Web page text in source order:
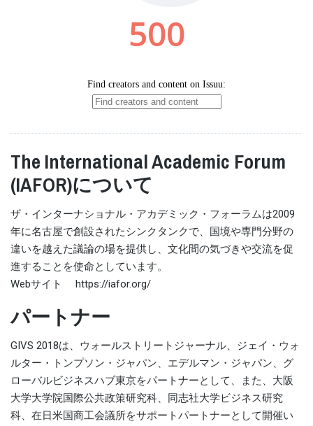
The International Academic Forum
(IAFOR)について
ザ・インターナショナル・アカデミック・フォーラムは2009
年に名古屋で創設されたシンクタンクで、国境や専門分野の
違いを越えた議論の場を提供し、文化間の気づきや交流を促
進することを使命としています。
Webサイト https://iafor.org/
パートナー
GIVS 2018は、ウォールストリートジャーナル、ジェイ・ウォ
ルター・トンプソン・ジャパン、エデルマン・ジャパン、グ
ローバルビジネスハブ東京をパートナーとして、また、大阪
大学大学院国際公共政策研究科、同志社大学ビジネス研究
科、在日米国商工会議所をサポートパートナーとして開催い